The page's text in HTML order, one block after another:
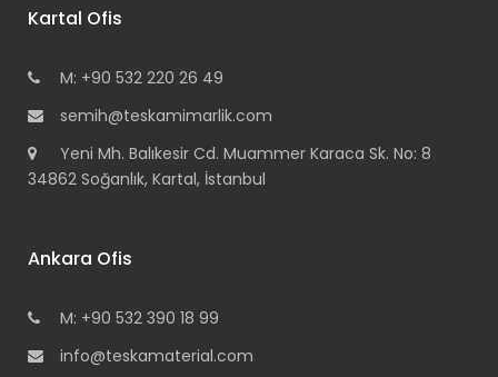
Kartal Ofis
M: +90 532 220 26 49
semih@teskamimarlik.com
Yeni Mh. Balıkesir Cd. Muammer Karaca Sk. No: 8
34862 Soğanlık, Kartal, İstanbul
Ankara Ofis
M: +90 532 390 18 99
info@teskamaterial.com